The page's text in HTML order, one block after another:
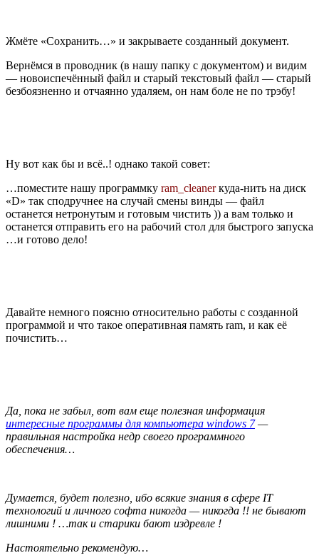
Жмёте «Сохранить…» и закрываете созданный документ.
Вернёмся в проводник (в нашу папку с документом) и видим
— новоиспечённый файл и старый текстовый файл — старый
безбоязненно и отчаянно удаляем, он нам боле не по трэбу!
Ну вот как бы и всё..! однако такой совет:
…поместите нашу программку ram_cleanerкуда-нить на диск
«D» так сподручнее на случай смены винды — файл
останется нетронутым и готовым чистить )) а вам только и
останется отправить его на рабочий стол для быстрого запуска
…и готово дело!
Давайте немного поясню относительно работы с созданной
программой и что такое оперативная память ram, и как её
почистить…
Да, пока не забыл, вот вам еще полезная информация
интересные программы для компьютера windows 7—
правильная настройка недр своего программного
обеспечения…
Думается, будет полезно, ибо всякие знания в сфере IT
технологий и личного софта никогда — никогда !! не бывают
лишними ! …так и старики бают издревле !
Настоятельно рекомендую…